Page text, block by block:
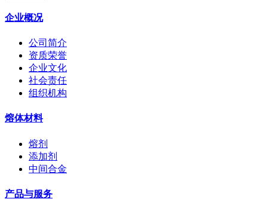
企业概况
公司简介
资质荣誉
企业文化
社会责任
组织机构
熔体材料
熔剂
添加剂
中间合金
产品与服务